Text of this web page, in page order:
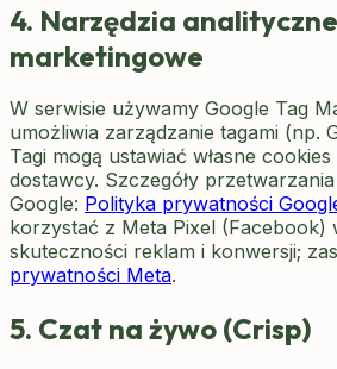
4. Narzędzia
marketingowe
W serwisie używamy Google Tag
umożliwia zarządzanie tagami (np.
Tagi mogą ustawiać własne
dostawcy. Szczegóły
Google: Polityka prywatności
korzystać z Meta Pixel (Facebook)
skuteczności reklam i konwersji;
prywatności Meta.
5. Czat na żywo (Crisp)